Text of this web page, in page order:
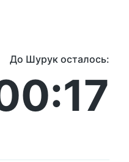
До Шурук осталось: